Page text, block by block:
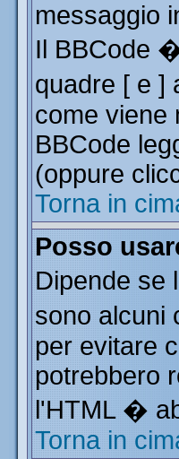
messaggio
Il BBCode
quadre [ e ]
come viene
BBCode
(oppure
Torna in
Posso
Dipende se
sono alcuni
per evitare
potrebbero
l'HTML �
Torna in